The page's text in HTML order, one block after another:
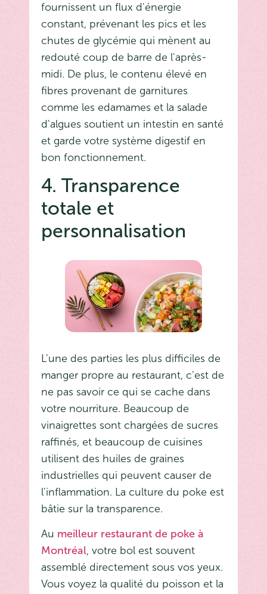
fournissent un flux d'énergie
constant, prévenant les pics et les
chutes de glycémie qui mènent au
redouté coup de barre de l'après-
midi. De plus, le contenu élevé en
fibres provenant de garnitures
comme les edamames et la salade
d'algues soutient un intestin en santé
et garde votre système digestif en
bon fonctionnement.
4. Transparence
totale et
personnalisation
L'une des parties les plus difficiles de
manger propre au restaurant, c'est de
ne pas savoir ce qui se cache dans
votre nourriture. Beaucoup de
vinaigrettes sont chargées de sucres
raffinés, et beaucoup de cuisines
utilisent des huiles de graines
industrielles qui peuvent causer de
l'inflammation. La culture du poke est
bâtie sur la transparence.
Au meilleur restaurant de poke à
Montréal, votre bol est souvent
assemblé directement sous vos yeux.
Vous voyez la qualité du poisson et la